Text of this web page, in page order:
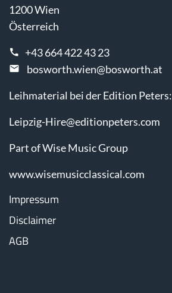
1200 Wien
Österreich
+43 664 422 43 23
bosworth.wien@bosworth.at
Leihmaterial bei der Edition Peters:
Leipzig-Hire@editionpeters.com
Part of Wise Music Group
www.wisemusicclassical.com
Impressum
Disclaimer
AGB